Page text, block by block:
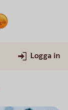
Logga in